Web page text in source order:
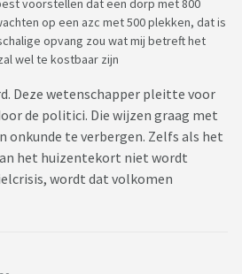
voorstellen dat een dorp met 800
op een azc met 500 plekken, dat is
opvang zou wat mij betreft het
wel te kostbaar zijn
Deze wetenschapper pleitte voor
de politici. Die wijzen graag met
onkunde te verbergen. Zelfs als het
het huizentekort niet wordt
wordt dat volkomen